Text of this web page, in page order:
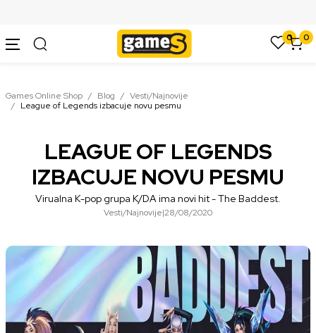
0 0
Games Online Shop Blog
Vesti/Najnovije
League of Legends izbacuje novu pesmu
LEAGUE OF LEGENDS
IZBACUJE NOVU PESMU
Virualna K-pop grupa K/DA ima novi hit - The Baddest.
Vesti/Najnovije|28/08/2020